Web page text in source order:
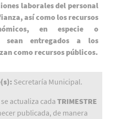
laborales del personal
así como los recursos
en especie o
sean entregados a los
como recursos públicos.
Secretaría Municipal.
actualiza cada TRIMESTRE
publicada, de manera